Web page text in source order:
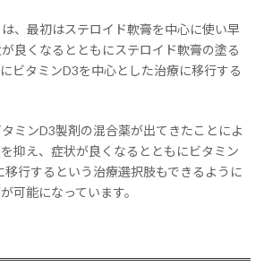
、最初はステロイド軟膏を中心に使い早
良くなるとともにステロイド軟膏の塗る
ビタミンD3を中心とした治療に移行する
ミンD3製剤の混合薬が出てきたことによ
抑え、症状が良くなるとともにビタミン
行するという治療選択肢もできるように
可能になっています。